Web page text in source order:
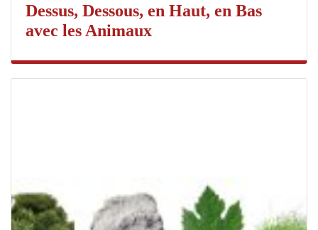
Dessus, Dessous, en Haut, en Bas
avec les Animaux